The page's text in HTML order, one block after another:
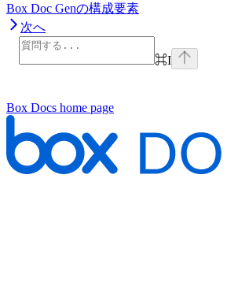
Box Doc Genの構成要素
次へ
⌘I
Box Docs home page